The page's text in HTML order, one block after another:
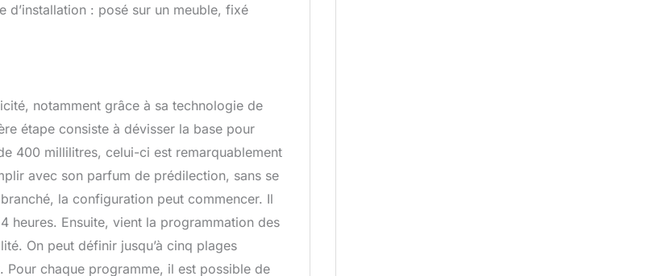
d’installation : posé sur un meuble, fixé
notamment grâce à sa technologie de
étape consiste à dévisser la base pour
400 millilitres, celui-ci est remarquablement
avec son parfum de prédilection, sans se
la configuration peut commencer. Il
heures. Ensuite, vient la programmation des
On peut définir jusqu’à cinq plages
chaque programme, il est possible de